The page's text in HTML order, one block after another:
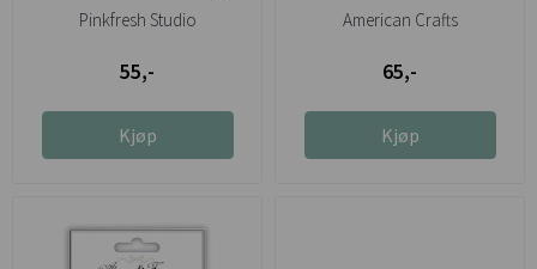
Pinkfresh Studio
55,-
Kjøp
Kid
American Crafts
65,-
Kjøp